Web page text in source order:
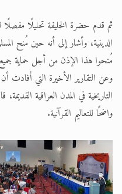
ثم قدم حضرة الخليفة تحليلًا مفصلًا
الدينية، وأشار إلى أنه حين مُنح
مُنحوا هذا الإذن من أجل حماية
وعن التقارير الأخيرة التي أفادت
التاريخية في المدن العراقية
واضحًا للتعاليم القرآنية.